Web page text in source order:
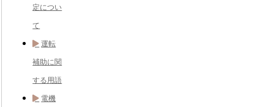
定につい
て
運転
補助に関
する用語
電機